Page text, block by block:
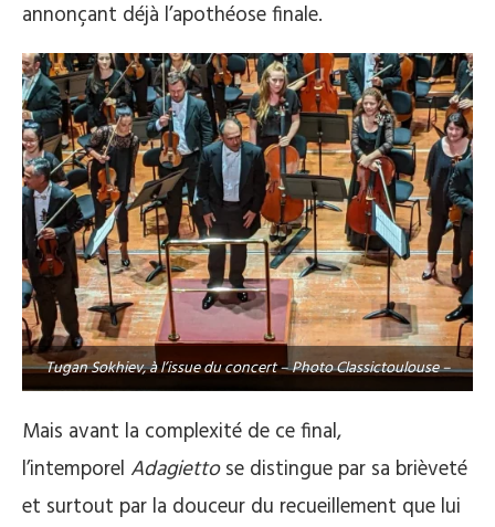
annonçant déjà l’apothéose finale.
Tugan Sokhiev, à l’issue du concert – Photo Classictoulouse –
Mais avant la complexité de ce final,
l’intemporel Adagiettose distingue par sa brièveté
et surtout par la douceur du recueillement que lui